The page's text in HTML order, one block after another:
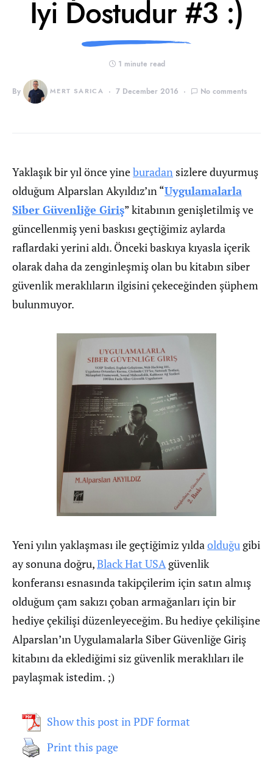
İyi Dostudur #3 :)
1 minute read
By MERT SARICA 7 December 2016 No comments
Yaklaşık bir yıl önce yineburadan sizlere duyurmuş
olduğum Alparslan Akyıldız’ın “Uygulamalarla
Siber Güvenliğe Giriş” kitabının genişletilmiş ve
güncellenmiş yeni baskısı geçtiğimiz aylarda
raflardaki yerini aldı. Önceki baskıya kıyasla içerik
olarak daha da zenginleşmiş olan bu kitabın siber
güvenlik meraklıların ilgisini çekeceğinden şüphem
bulunmuyor.
Yeni yılın yaklaşması ile geçtiğimiz yıldaolduğu gibi
ay sonuna doğru,Black Hat USAgüvenlik
konferansı esnasında takipçilerim için satın almış
olduğum çam sakızı çoban armağanları için bir
hediye çekilişi düzenleyeceğim. Bu hediye çekilişine
Alparslan’ın Uygulamalarla Siber Güvenliğe Giriş
kitabını da eklediğimi siz güvenlik meraklıları ile
paylaşmak istedim. ;)
Show this post in PDF format
Print this page